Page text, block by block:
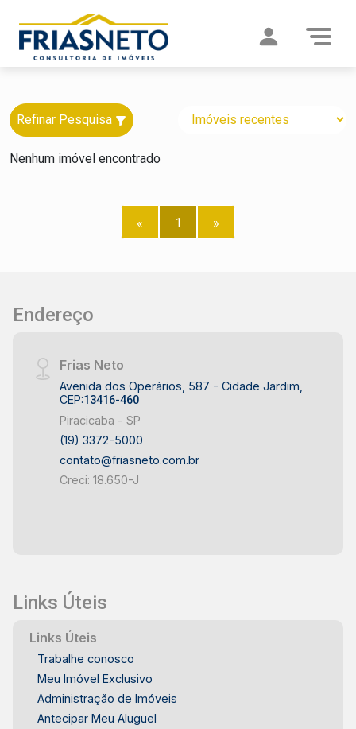
Refinar Pesquisa
Nenhum imóvel encontrado
« 1 »
Endereço
Frias Neto
Avenida dos Operários, 587 - Cidade Jardim,
CEP:13416-460
Piracicaba - SP
(19) 3372-5000
contato@friasneto.com.br
Creci: 18.650-J
Links Úteis
Links Úteis
Trabalhe conosco
Meu Imóvel Exclusivo
Administração de Imóveis
Antecipar Meu Aluguel